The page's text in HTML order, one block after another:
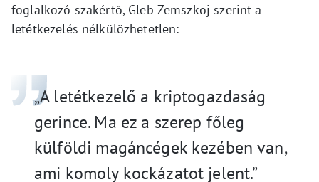
foglalkozó szakértő, Gleb Zemszkoj szerint a
letétkezelés nélkülözhetetlen:
„A letétkezelő a kriptogazdaság
gerince. Ma ez a szerep főleg
külföldi magáncégek kezében van,
ami komoly kockázatot jelent.”